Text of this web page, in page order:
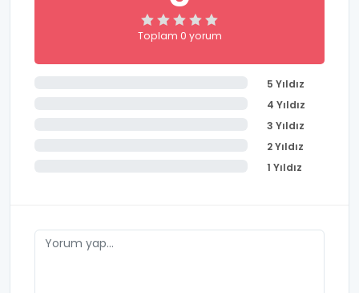
Toplam 0 yorum
5 Yıldız
4 Yıldız
3 Yıldız
2 Yıldız
1 Yıldız